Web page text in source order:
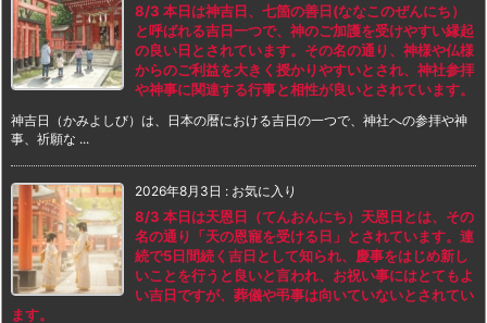
8/3 本日は神吉日、七箇の善日(ななこのぜんにち）
と呼ばれる吉日一つで、神のご加護を受けやすい縁起
の良い日とされています。その名の通り、神様や仏様
からのご利益を大きく授かりやすいとされ、神社参拝
や神事に関連する行事と相性が良いとされています。
神吉日（かみよしび）は、日本の暦における吉日の一つで、神社への参拝や神
事、祈願な ...
2026年8月3日 : お気に入り
8/3 本日は天恩日（てんおんにち）天恩日とは、その
名の通り「天の恩寵を受ける日」とされています。連
続で5日間続く吉日として知られ、慶事をはじめ新し
いことを行うと良いと言われ、お祝い事にはとてもよ
い吉日ですが、葬儀や弔事は向いていないとされてい
ます。